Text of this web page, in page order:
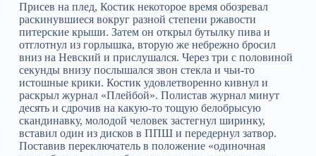
Присев на плед, Костик некоторое время обозревал
раскинувшиеся вокруг разной степени ржавости
питерские крыши. Затем он открыл бутылку пива и
отглотнул из горлышка, вторую же небрежно бросил
вниз на Невский и прислушался. Через три с половиной
секунды внизу послышался звон стекла и чьи-то
истошные крики. Костик удовлетворенно кивнул и
раскрыл журнал «Плейбой». Полистав журнал минут
десять и сдрочив на какую-то тощую белобрысую
скандинавку, молодой человек застегнул ширинку,
вставил один из дисков в ППШ и передернул затвор.
Поставив переключатель в положение «одиночная